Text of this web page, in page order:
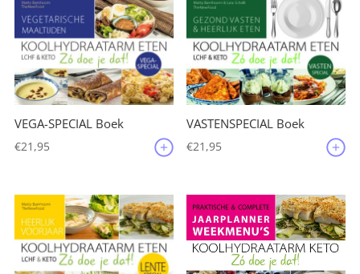
VEGA-SPECIAL Boek
€21,95
VASTENSPECIAL Boek
€21,95